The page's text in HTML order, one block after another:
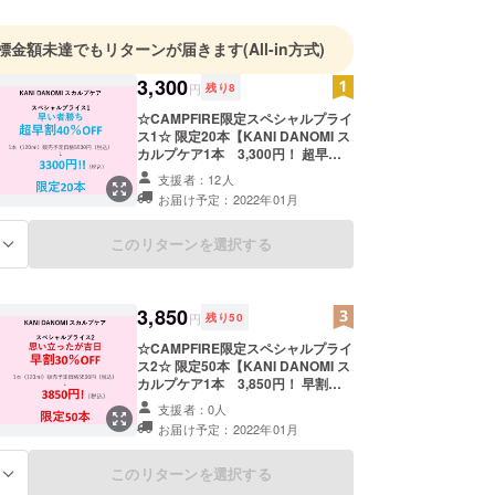
金額未達でもリターンが届きます(All-in方式)
3,300円 残り8
☆CAMPFIRE限定スペシャルプライ
ス1☆ 限定20本【KANI DANOMI ス
カルプケア1本 3,300円！ 超早割
40%OFF】 KANI DANOMI スカルプ
ケア（120ml）×1本販売予定価格
5,500円（税込）→3,300円
（40％OFF、消費税込、送料無料)
支援者：12人
お届け予定：2022年01月
このリターンを選択する
3,850円 残り50
☆CAMPFIRE限定スペシャルプライ
ス2☆ 限定50本【KANI DANOMI ス
カルプケア1本 3,850円！ 早割
30%OFF】 KANI DANOMI スカルプ
ケア（120ml）×1本販売予定価格
5,500円（税込）→3,850円
（40％OFF、消費税込、送料無料)
支援者：0人
お届け予定：2022年01月
このリターンを選択する